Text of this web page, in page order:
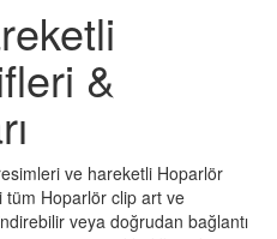
&
ve hareketli Hoparlör
tüm Hoparlör clip art ve
veya doğrudan bağlantı